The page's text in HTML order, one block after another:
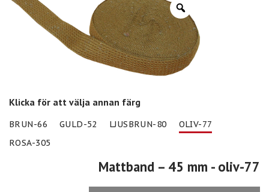
Klicka för att välja annan färg
BRUN-66 GULD-52 LJUSBRUN-80
OLIV-77
ROSA-305
Mattband – 45 mm - oliv-77